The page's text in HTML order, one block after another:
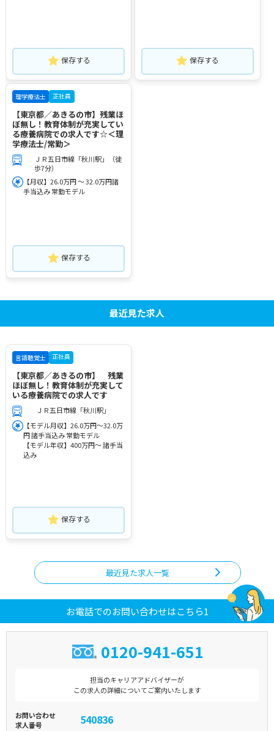
保存する 保存する
理学療法士 正社員
【東京都／あきるの市】残業ほ
ぼ無し！教育体制が充実してい
る療養病院での求人です☆＜理
学療法士/常勤＞
ＪＲ五日市線「秋川駅」（徒
歩7分）
【月収】26.0万円 ～ 32.0万円諸
手当込み 常勤モデル
保存する
最近見た求人
言語聴覚士 正社員
【東京都／あきるの市】 残業
ほぼ無し！教育体制が充実して
いる療養病院での求人です
ＪＲ五日市線「秋川駅」
【モデル月収】26.0万円～32.0万
円 諸手当込み 常勤モデル
【モデル年収】400万円～ 諸手当
込み
保存する
最近見た求人一覧
お電話でのお問い合わせはこちら1
0120-941-651
担当のキャリアアドバイザーが
この求人の詳細についてご案内いたします
お問い合わせ
求人番号
540836